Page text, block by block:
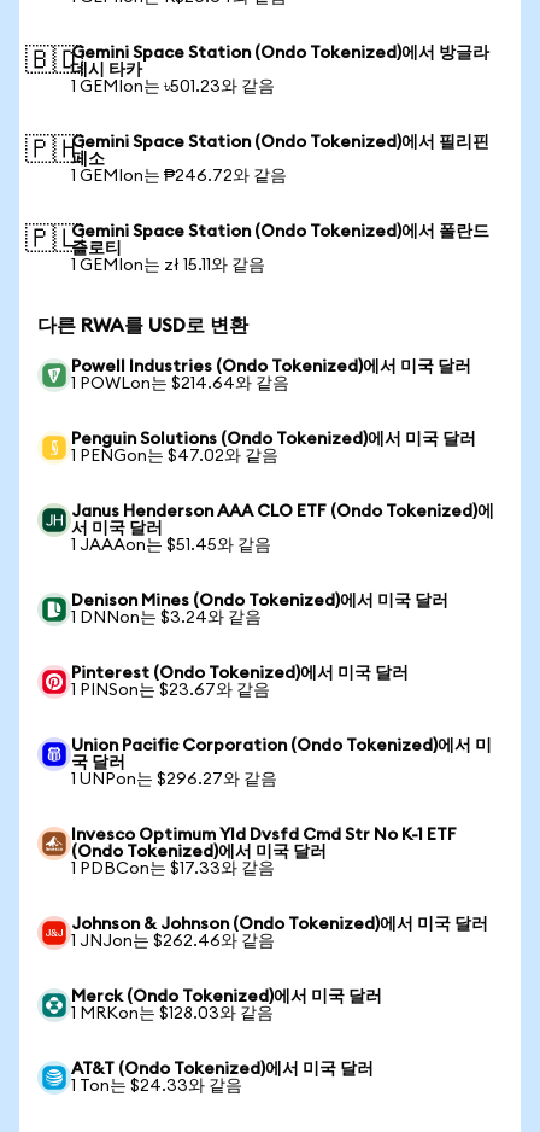
🇧🇩Gemini Space Station (Ondo Tokenized)에서 방글라
데시 타카
1 GEMIon는 ৳501.23와 같음
🇵🇭Gemini Space Station (Ondo Tokenized)에서 필리핀
페소
1 GEMIon는 ₱246.72와 같음
🇵🇱Gemini Space Station (Ondo Tokenized)에서 폴란드
즐로티
1 GEMIon는 zł 15.11와 같음
다른 RWA를 USD로 변환
Powell Industries (Ondo Tokenized)에서 미국 달러
1 POWLon는 $214.64와 같음
Penguin Solutions (Ondo Tokenized)에서 미국 달러
1 PENGon는 $47.02와 같음
Janus Henderson AAA CLO ETF (Ondo Tokenized)에
서 미국 달러
1 JAAAon는 $51.45와 같음
Denison Mines (Ondo Tokenized)에서 미국 달러
1 DNNon는 $3.24와 같음
Pinterest (Ondo Tokenized)에서 미국 달러
1 PINSon는 $23.67와 같음
Union Pacific Corporation (Ondo Tokenized)에서 미
국 달러
1 UNPon는 $296.27와 같음
Invesco Optimum Yld Dvsfd Cmd Str No K-1 ETF
(Ondo Tokenized)에서 미국 달러
1 PDBCon는 $17.33와 같음
Johnson & Johnson (Ondo Tokenized)에서 미국 달러
1 JNJon는 $262.46와 같음
Merck (Ondo Tokenized)에서 미국 달러
1 MRKon는 $128.03와 같음
AT&T (Ondo Tokenized)에서 미국 달러
1 Ton는 $24.33와 같음